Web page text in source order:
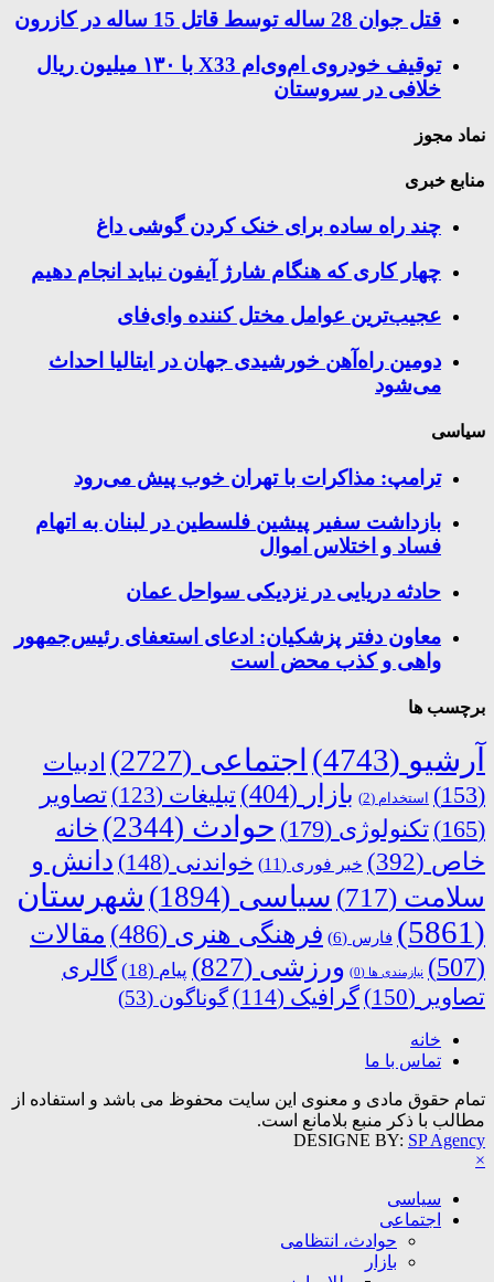
قتل جوان 28 ساله توسط قاتل 15 ساله در کازرون
توقیف خودروی ام‌وی‌ام X33 با ۱۳۰ میلیون ریال
خلافی در سروستان
نماد مجوز
منابع خبری
چند راه‌ ساده برای خنک کردن گوشی داغ
چهار کاری که هنگام شارژ آیفون نباید انجام دهیم
عجیب‌ترین عوامل مختل کننده وای‌فای
دومین راه‌آهن خورشیدی جهان در ایتالیا احداث
می‌شود
سیاسی
ترامپ: مذاکرات با تهران خوب پیش می‌رود
بازداشت سفیر پیشین فلسطین در لبنان به اتهام
فساد و اختلاس اموال
حادثه دریایی در نزدیکی سواحل عمان
معاون دفتر پزشکیان: ادعای استعفای رئیس‌جمهور
واهی و کذب محض است
برچسب ها
آرشیو (4743) اجتماعی (2727)
ادبیات
(153)
استخدام (2) بازار (404) تبلیغات (123)
تصاویر
(165)
تکنولوژی (179) حوادث (2344)
خانه
خاص (392) خبر فوری (11) خواندنی (148)
دانش و
سلامت (717) سیاسی (1894)
شهرستان
(5861)
فارس (6) فرهنگی هنری (486)
مقالات
(507)
نیازمندی ها (0) ورزشی (827) پیام (18)
گالری
تصاویر (150) گرافیک (114) گوناگون (53)
خانه
تماس با ما
تمام حقوق مادی و معنوی این سایت محفوظ می باشد و استفاده از
مطالب با ذکر منبع بلامانع است.
DESIGNE BY: SP Agency
×
سیاسی
اجتماعی
حوادث، انتظامی
بازار